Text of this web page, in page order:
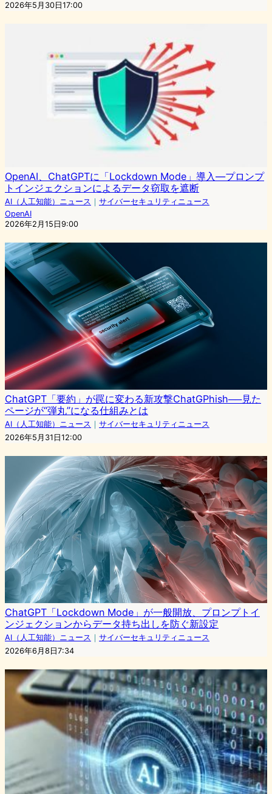
2026年5月30日17:00
OpenAI、ChatGPTに「Lockdown Mode」導入—プロンプ
トインジェクションによるデータ窃取を遮断
AI（人工知能）ニュース ｜ サイバーセキュリティニュース
OpenAI
2026年2月15日9:00
ChatGPT「要約」が罠に変わる新攻撃ChatGPhish──見た
ページが“弾丸”になる仕組みとは
AI（人工知能）ニュース ｜ サイバーセキュリティニュース
2026年5月31日12:00
ChatGPT「Lockdown Mode」が一般開放、プロンプトイ
ンジェクションからデータ持ち出しを防ぐ新設定
AI（人工知能）ニュース ｜ サイバーセキュリティニュース
2026年6月8日7:34